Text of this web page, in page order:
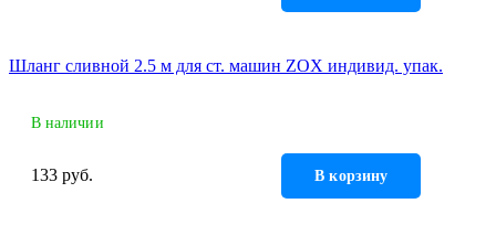
Шланг сливной 2.5 м для ст. машин ZOX индивид. упак.
В наличии
133 руб. В корзину